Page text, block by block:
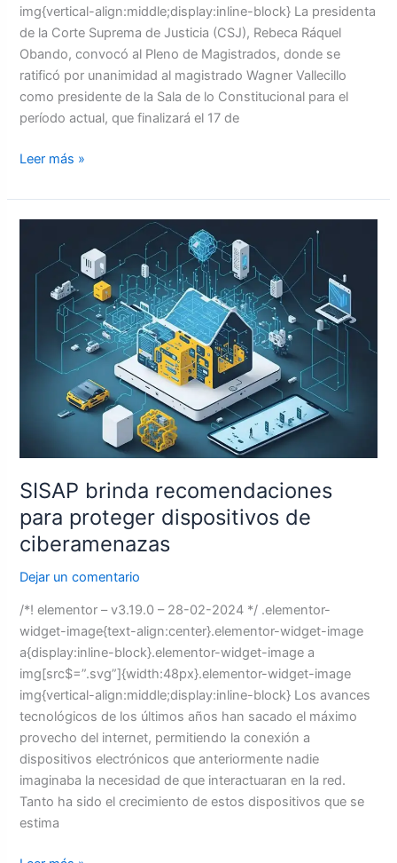
img{vertical-align:middle;display:inline-block} La presidenta
de la Corte Suprema de Justicia (CSJ), Rebeca Ráquel
Obando, convocó al Pleno de Magistrados, donde se
ratificó por unanimidad al magistrado Wagner Vallecillo
como presidente de la Sala de lo Constitucional para el
período actual, que finalizará el 17 de
Leer más »
SISAP brinda recomendaciones
para proteger dispositivos de
ciberamenazas
Dejar un comentario
/*! elementor – v3.19.0 – 28-02-2024 */ .elementor-
widget-image{text-align:center}.elementor-widget-image
a{display:inline-block}.elementor-widget-image a
img[src$=”.svg”]{width:48px}.elementor-widget-image
img{vertical-align:middle;display:inline-block} Los avances
tecnológicos de los últimos años han sacado el máximo
provecho del internet, permitiendo la conexión a
dispositivos electrónicos que anteriormente nadie
imaginaba la necesidad de que interactuaran en la red.
Tanto ha sido el crecimiento de estos dispositivos que se
estima
recomendaciones
proteger
dispositivos
ciberamenazas